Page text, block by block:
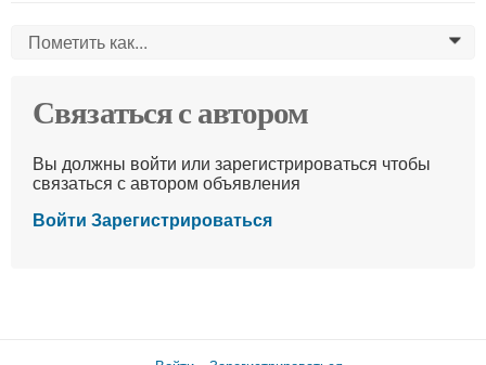
Пометить как... 0
Связаться с автором
Вы должны войти или зарегистрироваться чтобы
связаться с автором объявления
Войти Зарегистрироваться